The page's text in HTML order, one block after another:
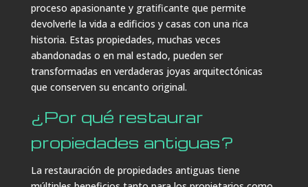
proceso apasionante y gratificante que permite
devolverle la vida a edificios y casas con una rica
historia. Estas propiedades, muchas veces
abandonadas o en mal estado, pueden ser
transformadas en verdaderas joyas arquitectónicas
que conserven su encanto original.
¿Por qué restaurar
propiedades antiguas?
La restauración de propiedades antiguas tiene